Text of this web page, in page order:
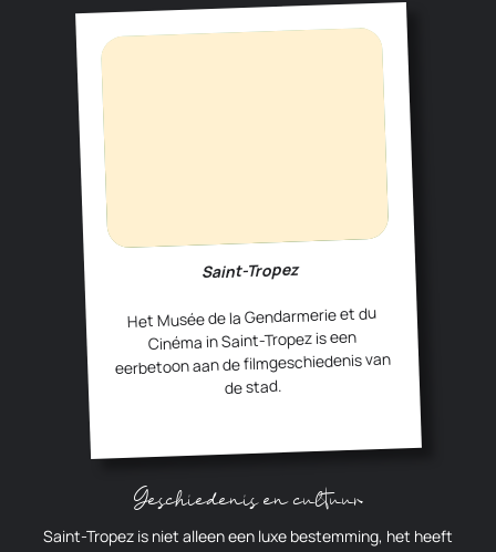
Saint-Tropez
Het Musée de la Gendarmerie et du
Cinéma in Saint-Tropez is een
eerbetoon aan de filmgeschiedenis van
de stad.
Geschiedenis en cultuur
Saint-Tropez is niet alleen een luxe bestemming, het heeft